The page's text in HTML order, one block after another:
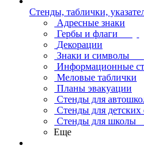
Стенды, таблички,
Адресные знаки
Гербы и флаги
Декорации
Знаки и символы
Информационные
Меловые таблички
Планы эвакуации
Стенды для
Стенды для детских
Стенды для школы
Еще